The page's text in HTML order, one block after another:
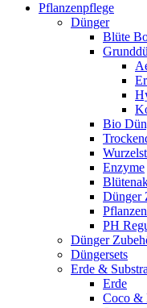
Pflanzenpflege
Dünger
Blüte
Bio
Enzyme
Dünger
PH
Dünger
Düngersets
Erde &
Erde
Coco &